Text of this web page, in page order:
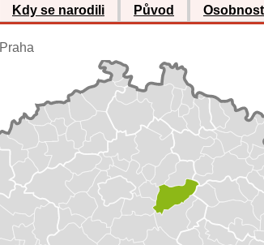
Kdy se narodili Původ
Praha